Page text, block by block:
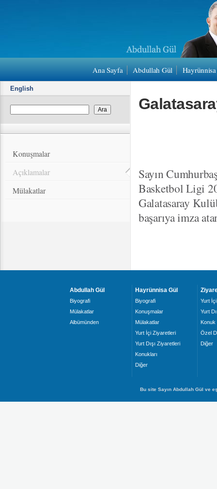
Ana Sayfa Abdullah Gül
English
Konuşmalar
Açıklamalar
Mülakatlar
Sayın
Basketbol Ligi
Galatasaray
başarıya imza
Abdullah Gül
Biyografi
Mülakatlar
Albümünden
Hayrünnisa Gül
Biyografi
Konuşmalar
Mülakatlar
Yurt İçi Ziyaretleri
Yurt Dışı Ziyaretleri
Konukları
Diğer
Yurt İçi
Yurt
Konuk
Özel
Diğer
Bu site Sayın Abdullah Gül ve